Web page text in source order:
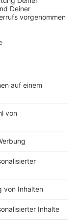
der Nutzung
eingewilligt habt.
die der
Eure Daten
kann. Radio
Nutzung von
Radio 90,1?
Bilder, Audio,
erklärst du dich
Inhalte
werblich im
90,1
Dritter